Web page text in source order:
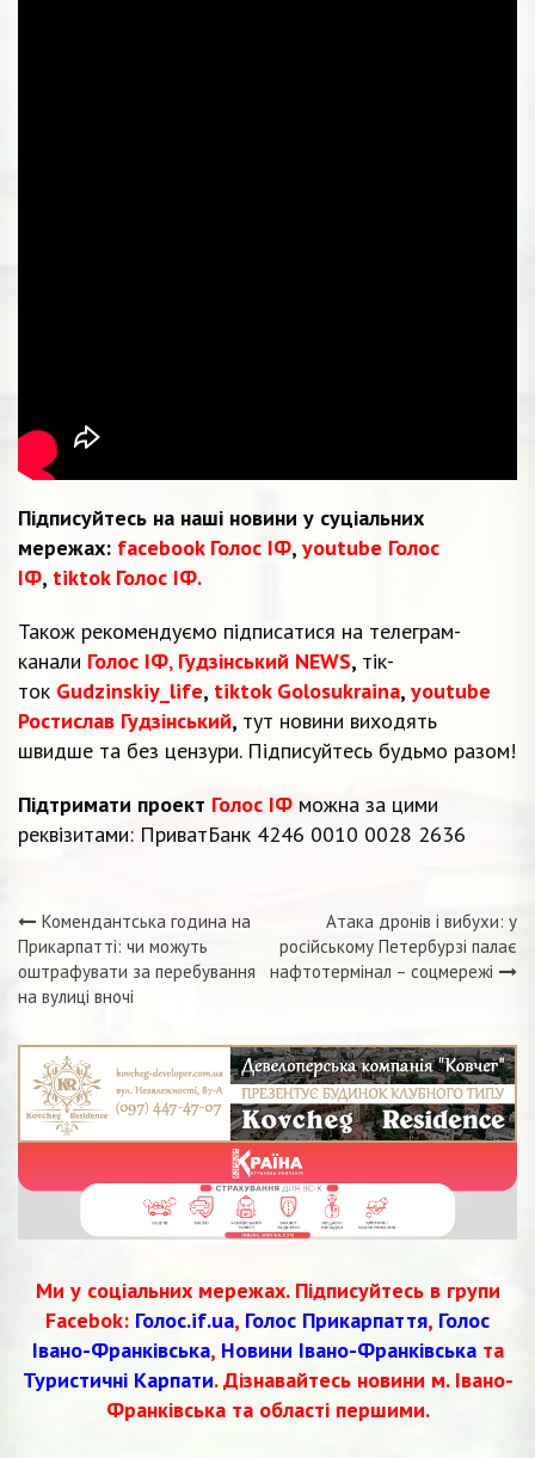
Підписуйтесь на наші новини у суціальних
мережах: facebook Голос ІФ, youtube Голос
ІФ, tiktok Голос ІФ.
Також рекомендуємо підписатися на телеграм-
канали Голос ІФ, Гудзінський NEWS, тік-
ток Gudzinskiy_life, tiktok Golosukraina, youtube
Ростислав Гудзінський, тут новини виходять
швидше та без цензури. Підписуйтесь будьмо разом!
Підтримати проект Голос ІФ можна за цими
реквізитами: ПриватБанк 4246 0010 0028 2636
Навігація
записів
Комендантська година на
Прикарпатті: чи можуть
оштрафувати за перебування
на вулиці вночі
Атака дронів і вибухи: у
російському Петербурзі палає
нафтотермінал – соцмережі
Ми у соціальних мережах. Підписуйтесь в групи
Facebok: Голос.if.ua, Голос Прикарпаття, Голос
Івано-Франківська, Новини Івано-Франківськата
Туристичні Карпати. Дізнавайтесь новини м. Івано-
Франківська та області першими.